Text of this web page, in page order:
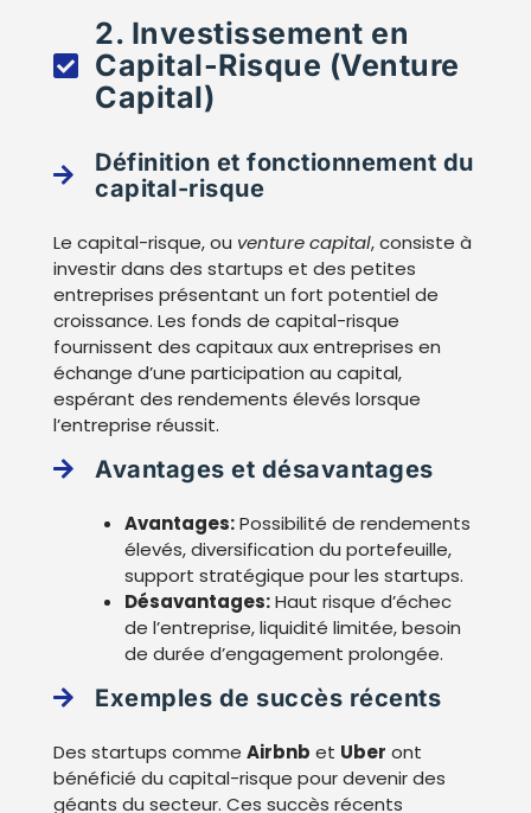
2. Investissement en
Capital-Risque (Venture
Capital)
Définition et fonctionnement du
capital-risque
Le capital-risque, ou venture capital, consiste à
investir dans des startups et des petites
entreprises présentant un fort potentiel de
croissance. Les fonds de capital-risque
fournissent des capitaux aux entreprises en
échange d’une participation au capital,
espérant des rendements élevés lorsque
l’entreprise réussit.
Avantages et désavantages
Avantages:Possibilité de rendements
élevés, diversification du portefeuille,
support stratégique pour les startups.
Désavantages:Haut risque d’échec
de l’entreprise, liquidité limitée, besoin
de durée d’engagement prolongée.
Exemples de succès récents
Des startups comme Airbnb et Uber ont
bénéficié du capital-risque pour devenir des
géants du secteur. Ces succès récents